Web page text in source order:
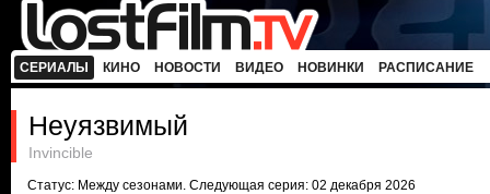
СЕРИАЛЫ КИНО НОВОСТИ ВИДЕО НОВИНКИ РАСПИСАНИЕ
Неуязвимый
Invincible
Статус: Между сезонами. Следующая серия: 02 декабря 2026